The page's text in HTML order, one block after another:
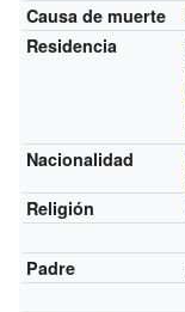
Causa de muerte
Residencia
Nacionalidad
Religión
Padre